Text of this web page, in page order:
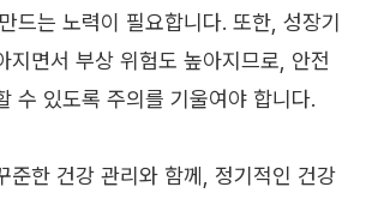
드는 노력이 필요합니다. 또한, 성장기
지면서 부상 위험도 높아지므로, 안전
수 있도록 주의를 기울여야 합니다.
준한 건강 관리와 함께, 정기적인 건강